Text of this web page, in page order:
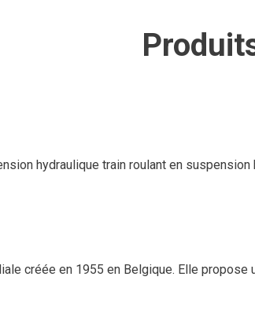
hydraulique train roulant en suspension
créée en 1955 en Belgique. Elle propose